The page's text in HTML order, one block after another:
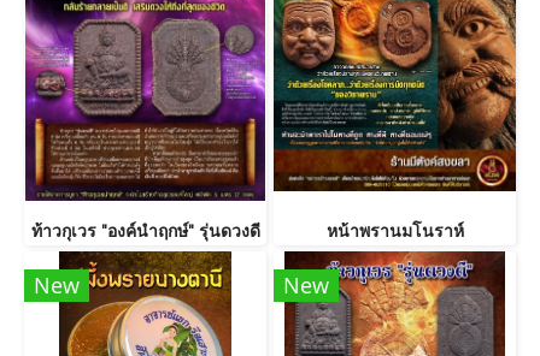
ท้าวกุเวร "องค์นำฤกษ์" รุ่นดวงดี หน้าพรานมโนราห์
New New